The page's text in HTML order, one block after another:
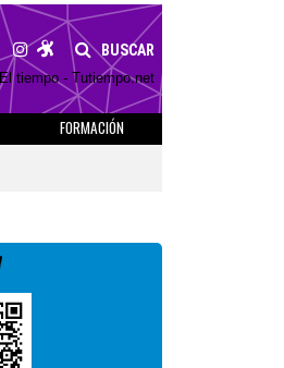
BUSCAR
El tiempo - Tutiempo.net
FORMACIÓN